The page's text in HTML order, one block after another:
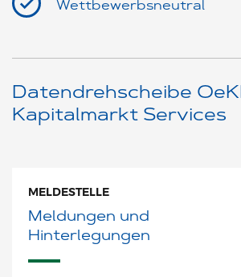
Wettbewerbsneutral
Datendrehscheibe
Kapitalmarkt Services
MELDESTELLE
Meldungen und
Hinterlegungen